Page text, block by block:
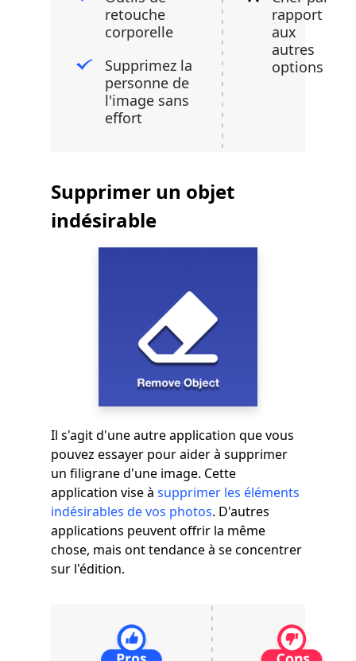
retouche
corporelle
Supprimez la
personne de
l'image sans
effort
rapport
aux
autres
options
Supprimer un objet
indésirable
Il s'agit d'une autre application que vous
pouvez essayer pour aider à supprimer
un filigrane d'une image. Cette
application vise à supprimer les éléments
indésirables de vos photos. D'autres
applications peuvent offrir la même
chose, mais ont tendance à se concentrer
sur l'édition.